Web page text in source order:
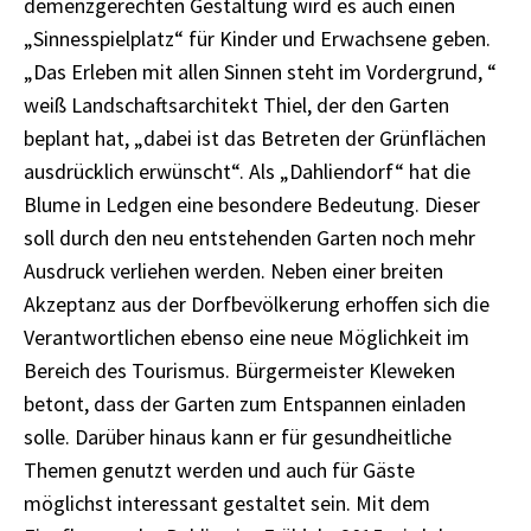
„Sinnesspielplatz“ für Kinder und Erwachsene geben.
„Das Erleben mit allen Sinnen steht im Vordergrund, “
weiß Landschaftsarchitekt Thiel, der den Garten
beplant hat, „dabei ist das Betreten der Grünflächen
ausdrücklich erwünscht“. Als „Dahliendorf“ hat die
Blume in Ledgen eine besondere Bedeutung. Dieser
soll durch den neu entstehenden Garten noch mehr
Ausdruck verliehen werden. Neben einer breiten
Akzeptanz aus der Dorfbevölkerung erhoffen sich die
Verantwortlichen ebenso eine neue Möglichkeit im
Bereich des Tourismus. Bürgermeister Kleweken
betont, dass der Garten zum Entspannen einladen
solle. Darüber hinaus kann er für gesundheitliche
Themen genutzt werden und auch für Gäste
möglichst interessant gestaltet sein. Mit dem